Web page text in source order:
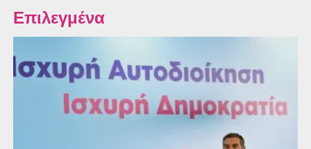
Επιλεγμένα